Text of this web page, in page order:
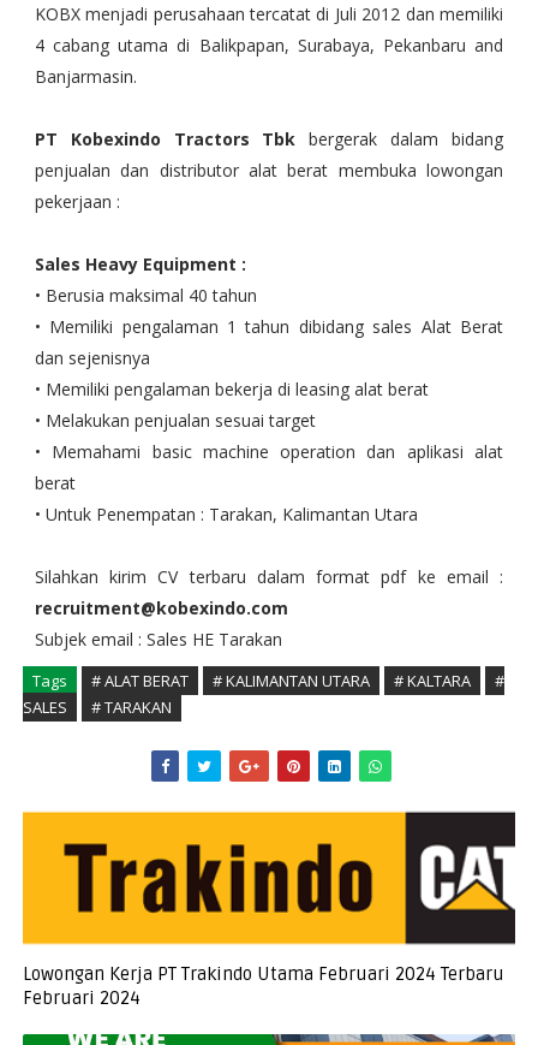
KOBX menjadi perusahaan tercatat di Juli 2012 dan memiliki
4 cabang utama di Balikpapan, Surabaya, Pekanbaru and
Banjarmasin.
PT Kobexindo Tractors Tbkbergerak dalam bidang
penjualan dan distributor alat berat membuka lowongan
pekerjaan :
Sales Heavy Equipment :
• Berusia maksimal 40 tahun
• Memiliki pengalaman 1 tahun dibidang sales Alat Berat
dan sejenisnya
• Memiliki pengalaman bekerja di leasing alat berat
• Melakukan penjualan sesuai target
• Memahami basic machine operation dan aplikasi alat
berat
• Untuk Penempatan : Tarakan, Kalimantan Utara
Silahkan kirim CV terbaru dalam format pdf ke email :
recruitment@kobexindo.com
Subjek email : Sales HE Tarakan
Tags # ALAT BERAT # KALIMANTAN UTARA # KALTARA
#
SALES
# TARAKAN
Lowongan Kerja PT Trakindo Utama Februari 2024 Terbaru
Februari 2024